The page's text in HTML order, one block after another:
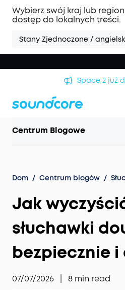
Wybierz swój kraj lub
dostęp do lokalnych treści.
Stany Zjednoczone /
Space 2 już
Centrum Blogowe
Dom / Centrum blogów /
Jak
słuchawki
bezpiecznie i
07/07/2026 8 min read